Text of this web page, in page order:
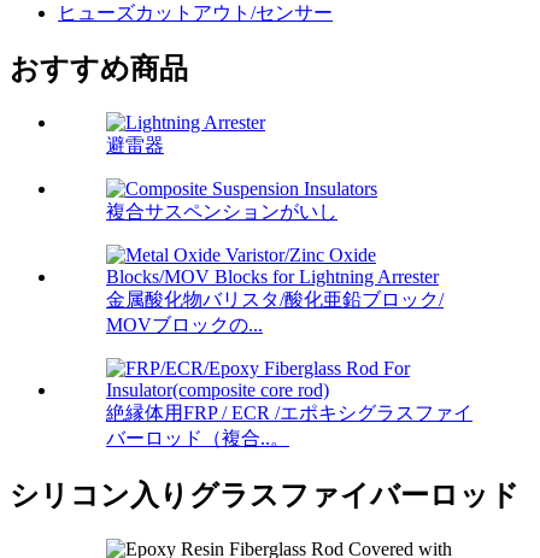
ヒューズカットアウト/センサー
おすすめ商品
避雷器
複合サスペンションがいし
金属酸化物バリスタ/酸化亜鉛ブロック/
MOVブロックの...
絶縁体用FRP / ECR /エポキシグラスファイ
バーロッド（複合..。
シリコン入りグラスファイバーロッド